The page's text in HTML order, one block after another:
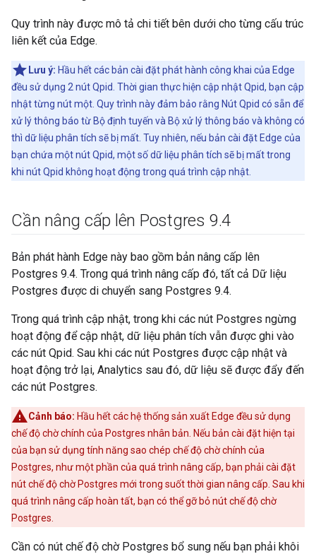
Quy trình này được mô tả chi tiết bên dưới cho từng cấu trúc
liên kết của Edge.
Lưu ý: Hầu hết các bản cài đặt phát hành công khai của Edge
đều sử dụng 2 nút Qpid. Thời gian thực hiện cập nhật Qpid, bạn cập
nhật từng nút một. Quy trình này đảm bảo rằng Nút Qpid có sẵn để
xử lý thông báo từ Bộ định tuyến và Bộ xử lý thông báo và không có
thì dữ liệu phân tích sẽ bị mất. Tuy nhiên, nếu bản cài đặt Edge của
bạn chứa một nút Qpid, một số dữ liệu phân tích sẽ bị mất trong
khi nút Qpid không hoạt động trong quá trình cập nhật.
Cần nâng cấp lên Postgres 9.4
Bản phát hành Edge này bao gồm bản nâng cấp lên
Postgres 9.4. Trong quá trình nâng cấp đó, tất cả Dữ liệu
Postgres được di chuyển sang Postgres 9.4.
Trong quá trình cập nhật, trong khi các nút Postgres ngừng
hoạt động để cập nhật, dữ liệu phân tích vẫn được ghi vào
các nút Qpid. Sau khi các nút Postgres được cập nhật và
hoạt động trở lại, Analytics sau đó, dữ liệu sẽ được đẩy đến
các nút Postgres.
Cảnh báo: Hầu hết các hệ thống sản xuất Edge đều sử dụng
chế độ chờ chính của Postgres nhân bản. Nếu bản cài đặt hiện tại
của bạn sử dụng tính năng sao chép chế độ chờ chính của
Postgres, như một phần của quá trình nâng cấp, bạn phải cài đặt
nút chế độ chờ Postgres mới trong suốt thời gian nâng cấp. Sau khi
quá trình nâng cấp hoàn tất, bạn có thể gỡ bỏ nút chế độ chờ
Postgres.
Cần có nút chế độ chờ Postgres bổ sung nếu bạn phải khôi